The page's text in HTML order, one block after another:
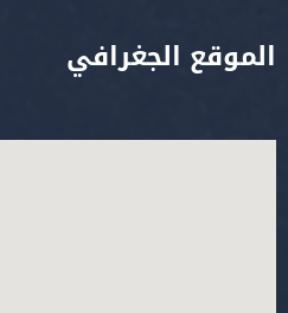
الموقع الجغرافي